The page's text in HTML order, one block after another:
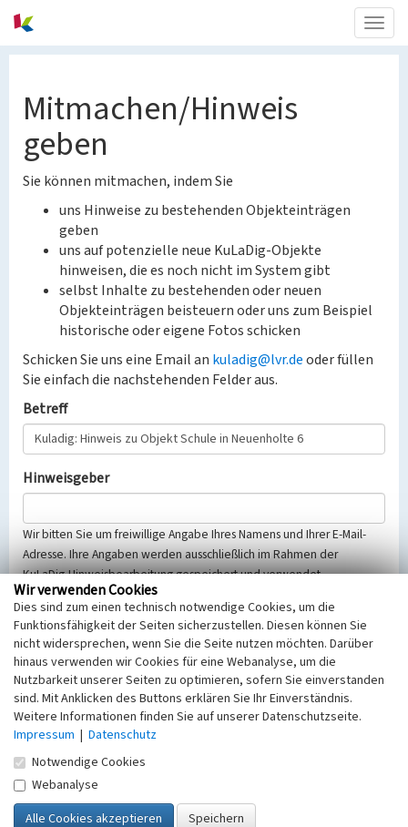
Mitmachen/Hinweis
geben
Sie können mitmachen, indem Sie
uns Hinweise zu bestehenden Objekteinträgen
geben
uns auf potenzielle neue KuLaDig-Objekte
hinweisen, die es noch nicht im System gibt
selbst Inhalte zu bestehenden oder neuen
Objekteinträgen beisteuern oder uns zum Beispiel
historische oder eigene Fotos schicken
Schicken Sie uns eine Email an kuladig@lvr.deoder füllen
Sie einfach die nachstehenden Felder aus.
Betreff
Hinweisgeber
Wir bitten Sie um freiwillige Angabe Ihres Namens und Ihrer E-Mail-
Adresse. Ihre Angaben werden ausschließlich im Rahmen der
KuLaDig-Hinweisbearbeitung gespeichert und verwendet.
Selbstverständlich werden diese entsprechend der Vorschriften des
Telemediengesetzes, des Datenschutzgesetzes NRW und der seit
dem 25.05.2018 gültigen Europäischen Datenschutzgrundverordnung
(EU-DSGVO) vertraulich behandelt, beachten Sie bitte unsere
Hinweise zumDatenschutz
Nachricht
SicherheitsabfrageTragen Sie unten das Rechenergebnis aus der
Wir verwenden Cookies
Dies sind zum einen technisch notwendige Cookies, um die
Funktionsfähigkeit der Seiten sicherzustellen. Diesen können Sie
nicht widersprechen, wenn Sie die Seite nutzen möchten. Darüber
hinaus verwenden wir Cookies für eine Webanalyse, um die
Nutzbarkeit unserer Seiten zu optimieren, sofern Sie einverstanden
sind. Mit Anklicken des Buttons erklären Sie Ihr Einverständnis.
Weitere Informationen finden Sie auf unserer Datenschutzseite.
Impressum | Datenschutz
Notwendige Cookies
Webanalyse